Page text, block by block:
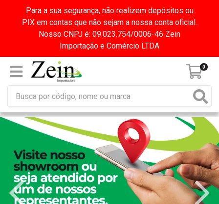
Para a sua segurança, não realizem depósitos ou
PIX em contas que não sejam a nossa conta oficial.
Nosso CNPJ é: 09.023.754/0006-46 Zein
Importação e Comércio LTDA
0